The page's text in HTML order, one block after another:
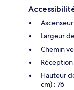
Ascenseur
Largeur
Chemin
Hauteur
cm) : 76